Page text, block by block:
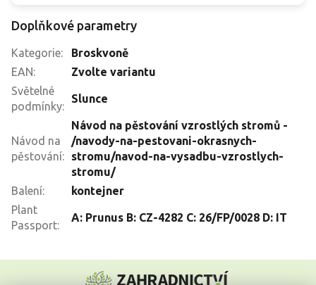
Doplňkové parametry
Kategorie:
Broskvoně
EAN:
Zvolte variantu
Světelné
podmínky:
Slunce
Návod na
pěstování:
Návod na pěstování vzrostlých stromů -
/navody-na-pestovani-okrasnych-
stromu/navod-na-vysadbu-vzrostlych-
stromu/
Balení:
kontejner
Plant
Passport:
A: Prunus B: CZ-4282 C: 26/FP/0028 D: IT